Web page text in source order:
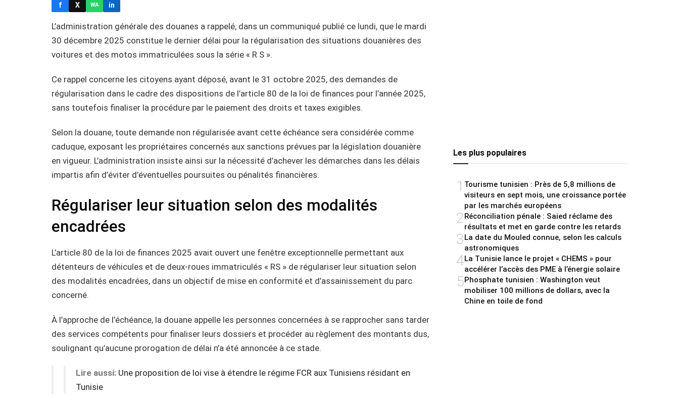
f X WA in
L’administration générale des douanes a rappelé, dans un communiqué publié ce lundi, que le mardi
30 décembre 2025 constitue le dernier délai pour la régularisation des situations douanières des
voitures et des motos immatriculées sous la série « R S ».
Ce rappel concerne les citoyens ayant déposé, avant le 31 octobre 2025, des demandes de
régularisation dans le cadre des dispositions de l’article 80 de la loi de finances pour l’année 2025,
sans toutefois finaliser la procédure par le paiement des droits et taxes exigibles.
Selon la douane, toute demande non régularisée avant cette échéance sera considérée comme
caduque, exposant les propriétaires concernés aux sanctions prévues par la législation douanière
en vigueur. L’administration insiste ainsi sur la nécessité d’achever les démarches dans les délais
impartis afin d’éviter d’éventuelles poursuites ou pénalités financières.
Régulariser leur situation selon des modalités
encadrées
L’article 80 de la loi de finances 2025 avait ouvert une fenêtre exceptionnelle permettant aux
détenteurs de véhicules et de deux-roues immatriculés « RS » de régulariser leur situation selon
des modalités encadrées, dans un objectif de mise en conformité et d’assainissement du parc
concerné.
À l’approche de l’échéance, la douane appelle les personnes concernées à se rapprocher sans tarder
des services compétents pour finaliser leurs dossiers et procéder au règlement des montants dus,
soulignant qu’aucune prorogation de délai n’a été annoncée à ce stade.
Lire aussi: Une proposition de loi vise à étendre le régime FCR aux Tunisiens résidant en
Tunisie
Les plus populaires
1 Tourisme tunisien : Près de 5,8 millions de
visiteurs en sept mois, une croissance portée
par les marchés européens
2Réconciliation pénale : Saied réclame des
résultats et met en garde contre les retards
3La date du Mouled connue, selon les calculs
astronomiques
4La Tunisie lance le projet « CHEMS » pour
accélérer l’accès des PME à l’énergie solaire
5Phosphate tunisien : Washington veut
mobiliser 100 millions de dollars, avec la
Chine en toile de fond